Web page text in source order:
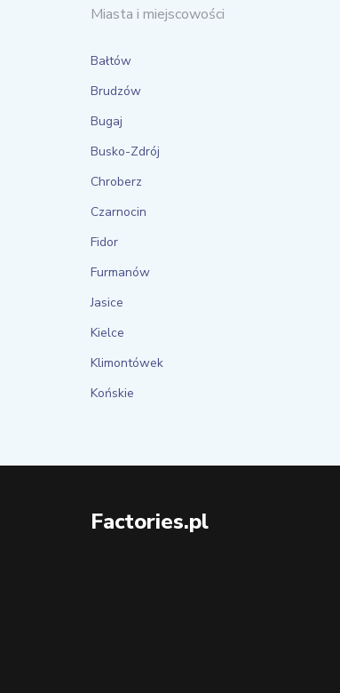
Miasta i miejscowości
Bałtów
Brudzów
Bugaj
Busko-Zdrój
Chroberz
Czarnocin
Fidor
Furmanów
Jasice
Kielce
Klimontówek
Końskie
Factories.pl